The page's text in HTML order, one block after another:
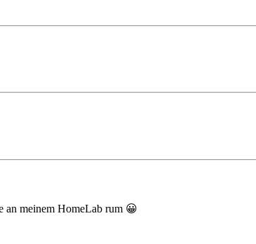
an meinem HomeLab rum 😀